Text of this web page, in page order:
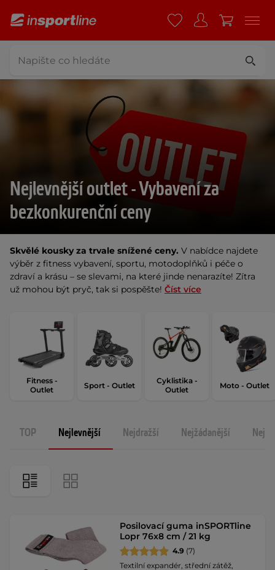
Nejlevnější outlet - Vybavení za
bezkonkurenční ceny
Skvělé kousky za trvale snížené ceny. V nabídce najdete
výběr z fitness vybavení, sportu, motodoplňků i péče o
zdraví a krásu – se slevami, na které jinde nenarazíte! Zítra
už mohou být pryč, tak si pospěšte! Číst více
Fitness -
Outlet
Sport - Outlet
Cyklistika -
Outlet
Moto - Outlet
TOP Nejlevnější Nejdražší Nejžádanější
Posilovací guma inSPORTline
Lopr 76x8 cm / 21 kg
4.9 (7)
Textilní expandér, střední zátěž,